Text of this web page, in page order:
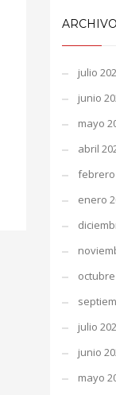
julio
junio
mayo
abril
febrero
enero
octubre
julio
junio
mayo